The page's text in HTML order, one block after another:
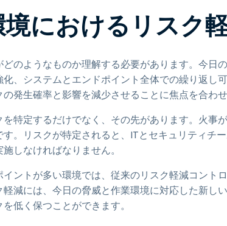
におけるリスク
のようなものか理解する必要があります。今日
、システムとエンドポイント全体での繰り返し
発生確率と影響を減少させることに焦点を合わせ
特定するだけでなく、その先があります。火事
。リスクが特定されると、ITとセキュリティチ
しなければなりません。
ントが多い環境では、従来のリスク軽減コント
減には、今日の脅威と作業環境に対応した新し
低く保つことができます。